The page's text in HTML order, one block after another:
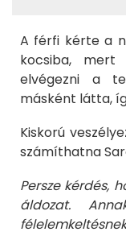
A férfi kérte a
kocsiba,
elvégezni a
másként látta,
Kiskorú
számíthatna
Persze kérdés,
áldozat.